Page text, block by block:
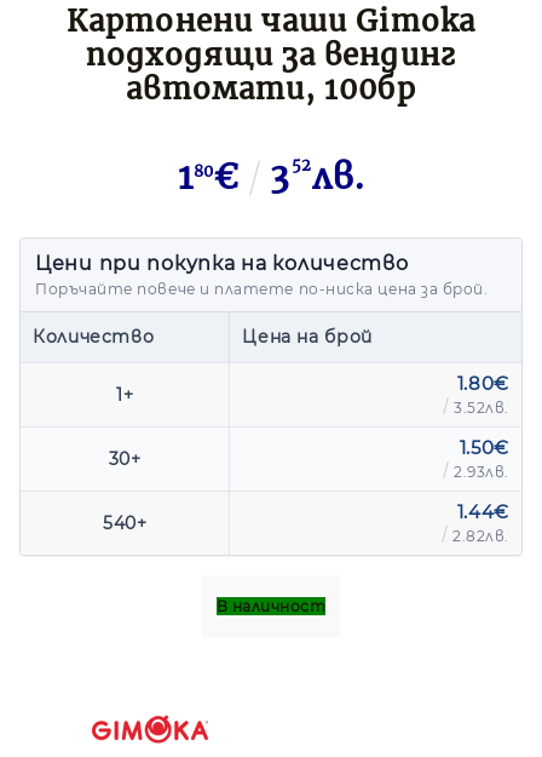
Картонени чаши Gimoka
подходящи за вендинг
автомати, 100бр
180€ 352лв.
Цени при покупка на количество
Поръчайте повече и платете по-ниска цена за брой.
1+
30+
540+
1.80€
3.52лв.
1.50€
2.93лв.
1.44€
2.82лв.
В наличност